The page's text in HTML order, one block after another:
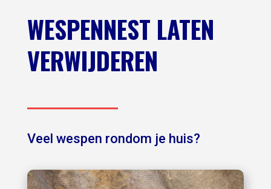
WESPENNEST LATEN
VERWIJDEREN
Veel wespen rondom je huis?